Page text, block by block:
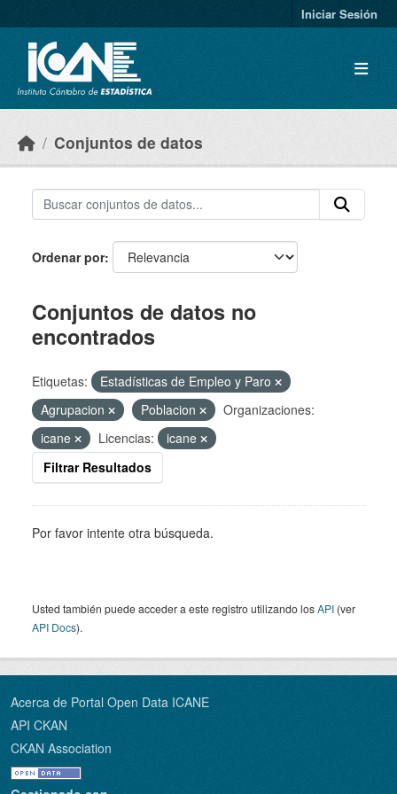
Iniciar Sesión
Conjuntos de datos
Ordenar por
Conjuntos de datos no
encontrados
Etiquetas:
Estadísticas de Empleo y Paro
Agrupacion
Poblacion
Organizaciones:
icane
Licencias:
icane
Filtrar Resultados
Por favor intente otra búsqueda.
Usted también puede acceder a este registro utilizando losAPI (ver
API Docs).
Acerca de Portal Open Data ICANE
API CKAN
CKAN Association